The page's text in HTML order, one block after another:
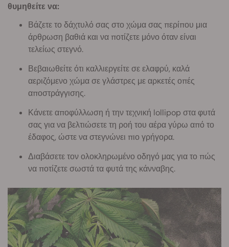
θυμηθείτε να:
Βάζετε το δάχτυλό σας στο χώμα σας περίπου μια
άρθρωση βαθιά και να ποτίζετε μόνο όταν είναι
τελείως στεγνό.
Βεβαιωθείτε ότι καλλιεργείτε σε ελαφρύ, καλά
αεριζόμενο χώμα σε γλάστρες με αρκετές οπές
αποστράγγισης.
Κάνετε αποφύλλωση ή την τεχνική lollipop στα φυτά
σας για να βελτιώσετε τη ροή του αέρα γύρω από το
έδαφος, ώστε να στεγνώνει πιο γρήγορα.
Διαβάσετε τον ολοκληρωμένο οδηγό μας για το πώς
να ποτίζετε σωστά τα φυτά της κάνναβης.